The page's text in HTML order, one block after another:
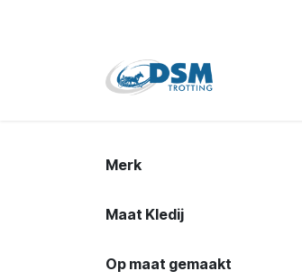
Merk
Maat Kledij
Op maat gemaakt